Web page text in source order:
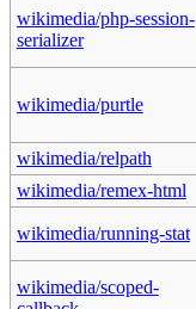
wikimedia/php-session-
serializer
wikimedia/purtle
wikimedia/relpath
wikimedia/remex-html
wikimedia/running-stat
wikimedia/scoped-